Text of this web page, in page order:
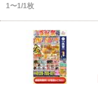
1〜1/1枚